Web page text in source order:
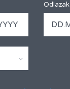
Odlazak